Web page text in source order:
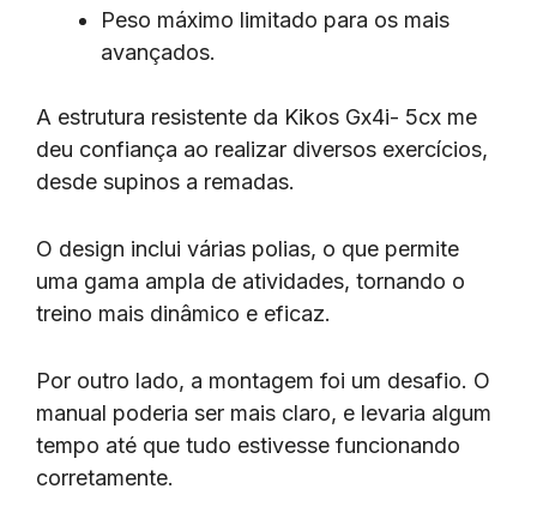
Peso máximo limitado para os mais
avançados.
A estrutura resistente da Kikos Gx4i- 5cx me
deu confiança ao realizar diversos exercícios,
desde supinos a remadas.
O design inclui várias polias, o que permite
uma gama ampla de atividades, tornando o
treino mais dinâmico e eficaz.
Por outro lado, a montagem foi um desafio. O
manual poderia ser mais claro, e levaria algum
tempo até que tudo estivesse funcionando
corretamente.